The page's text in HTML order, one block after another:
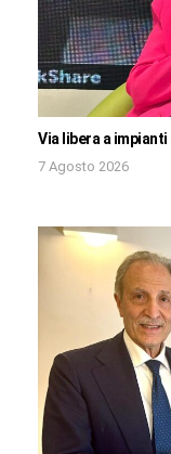
Via libera a
7 Agosto 2026